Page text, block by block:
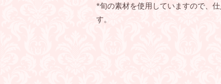
*旬の素材を使用していますので、
す。